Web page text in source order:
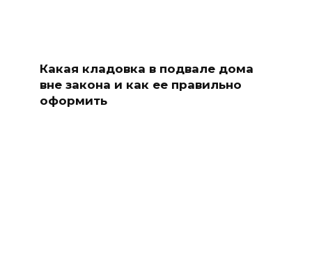
Какая кладовка в подвале дома
вне закона и как ее правильно
оформить